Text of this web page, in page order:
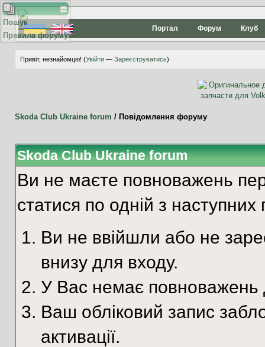
Портал Форум Клуб
Привіт, незнайомцю! (Увійти— Зареєструватись)
Skoda Club Ukraine forum / Повідомлення форуму
Пошук
Правила форуму
Skoda Club Ukraine forum
Ви не маєте повноважень
статися по одній з наступних
Ви не ввійшли або не
внизу для входу.
У Вас немає повноважень
Ваш обліковий запис
активації.